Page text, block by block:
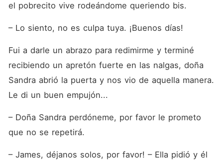
el pobrecito vive rodeándome queriendo bis.
– Lo siento, no es culpa tuya. ¡Buenos días!
Fui a darle un abrazo para redimirme y terminé
recibiendo un apretón fuerte en las nalgas, doña
Sandra abrió la puerta y nos vio de aquella manera.
Le di un buen empujón...
– Doña Sandra perdóneme, por favor le prometo
que no se repetirá.
– James, déjanos solos, por favor! – Ella pidió y él